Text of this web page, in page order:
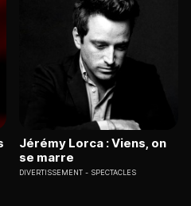
Jérémy Lorca : Viens, on
se marre
DIVERTISSEMENT SPECTACLES